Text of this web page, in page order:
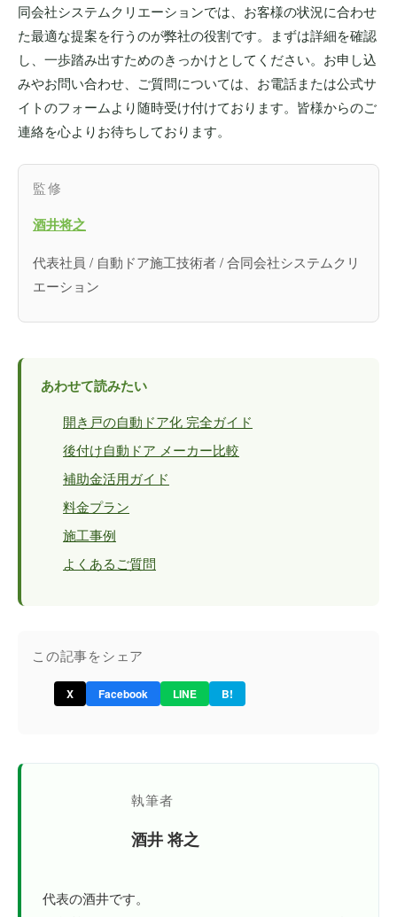
同会社システムクリエーションでは、お客様の状況に合わせ
た最適な提案を行うのが弊社の役割です。まずは詳細を確認
し、一歩踏み出すためのきっかけとしてください。お申し込
みやお問い合わせ、ご質問については、お電話または公式サ
イトのフォームより随時受け付けております。皆様からのご
連絡を心よりお待ちしております。
監修
酒井将之
代表社員 / 自動ドア施工技術者 / 合同会社システムクリ
エーション
あわせて読みたい
開き戸の自動ドア化 完全ガイド
後付け自動ドア メーカー比較
補助金活用ガイド
料金プラン
施工事例
よくあるご質問
この記事をシェア
X Facebook LINE B!
執筆者
酒井 将之
代表の酒井です。